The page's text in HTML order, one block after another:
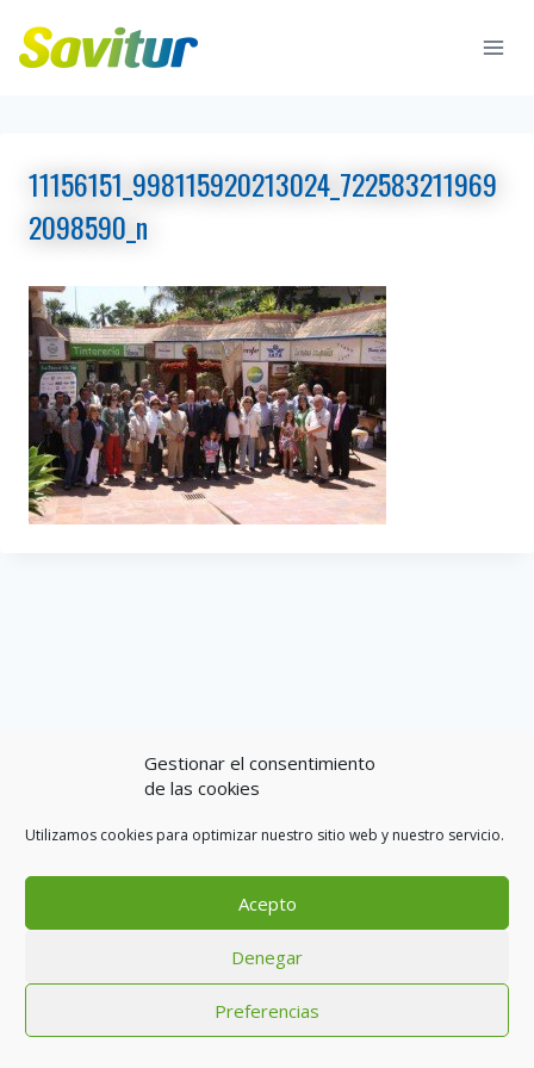
Gestionar el consentimiento
de las cookies
Utilizamos cookies para optimizar nuestro sitio web y nuestro servicio.
Acepto
Denegar
Preferencias
contenido
11156151_998115920213024_722583211969
2098590_n
Aviso legal Política de cookies (UE)
Condiciones generales
Contacto
© 2026 Toon Viajes SLU - CIAN 296018-2